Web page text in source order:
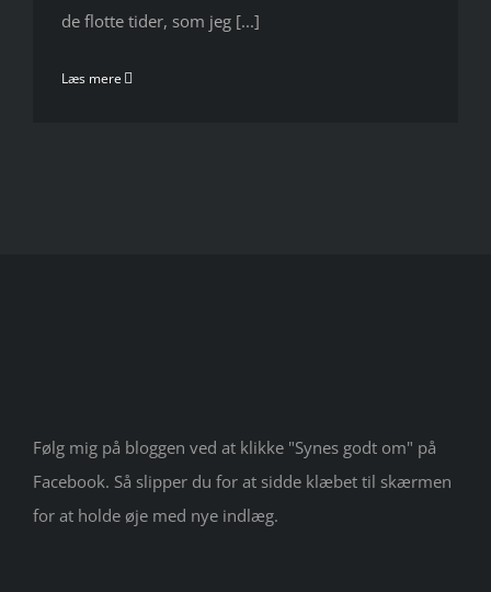
de flotte tider, som jeg [...]
Læs mere
Følg mig på bloggen ved at klikke "Synes godt om" på
Facebook. Så slipper du for at sidde klæbet til skærmen
for at holde øje med nye indlæg.